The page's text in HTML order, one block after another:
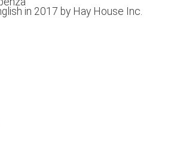
in 2017 by Hay House Inc.